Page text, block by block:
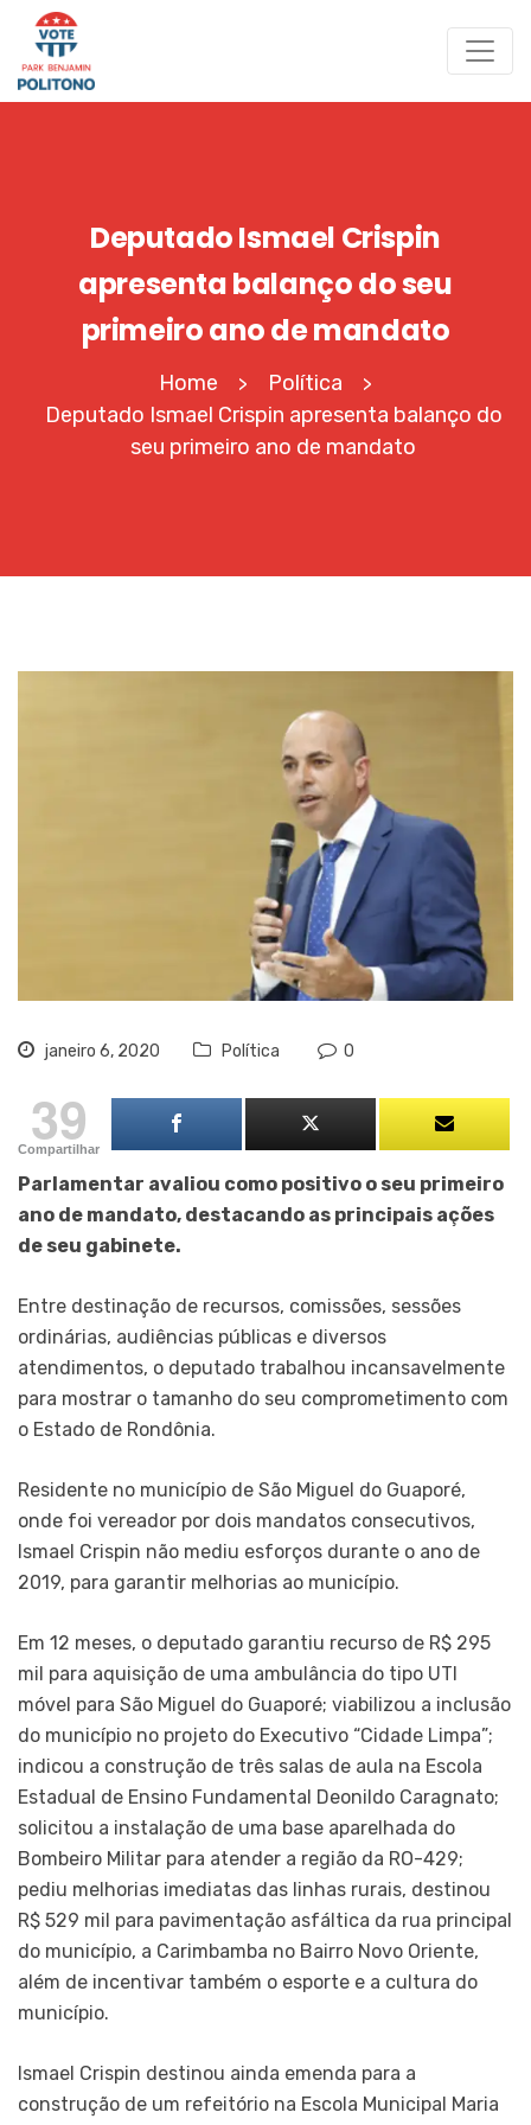
Deputado Ismael Crispin
apresenta balanço do seu
primeiro ano de mandato
Home > Política >
Deputado Ismael Crispin apresenta balanço do
seu primeiro ano de mandato
janeiro 6, 2020 Política 0
39
Compartilhar
Parlamentar avaliou como positivo o seu primeiro
ano de mandato, destacando as principais ações
de seu gabinete.
Entre destinação de recursos, comissões, sessões
ordinárias, audiências públicas e diversos
atendimentos, o deputado trabalhou incansavelmente
para mostrar o tamanho do seu comprometimento com
o Estado de Rondônia.
Residente no município de São Miguel do Guaporé,
onde foi vereador por dois mandatos consecutivos,
Ismael Crispin não mediu esforços durante o ano de
2019, para garantir melhorias ao município.
Em 12 meses, o deputado garantiu recurso de R$ 295
mil para aquisição de uma ambulância do tipo UTI
móvel para São Miguel do Guaporé; viabilizou a inclusão
do município no projeto do Executivo “Cidade Limpa”;
indicou a construção de três salas de aula na Escola
Estadual de Ensino Fundamental Deonildo Caragnato;
solicitou a instalação de uma base aparelhada do
Bombeiro Militar para atender a região da RO-429;
pediu melhorias imediatas das linhas rurais, destinou
R$ 529 mil para pavimentação asfáltica da rua principal
do município, a Carimbamba no Bairro Novo Oriente,
além de incentivar também o esporte e a cultura do
município.
Ismael Crispin destinou ainda emenda para a
construção de um refeitório na Escola Municipal Maria